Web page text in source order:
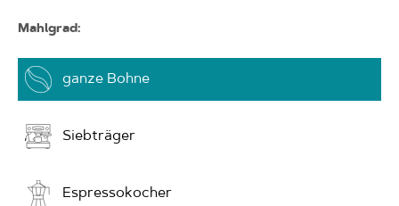
Mahlgrad:
ganze Bohne
Siebträger
Espressokocher